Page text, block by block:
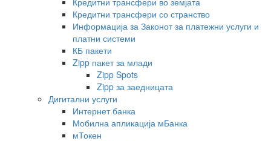
Кредитни трансфери со странство
Информација за Законот за платежни услуги и
платни системи
КБ пакети
Zipp пакет за млади
Zipp Spots
Zipp за заедницата
Дигитални услуги
Интернет банка
Мобилна апликација мБанка
мТокен